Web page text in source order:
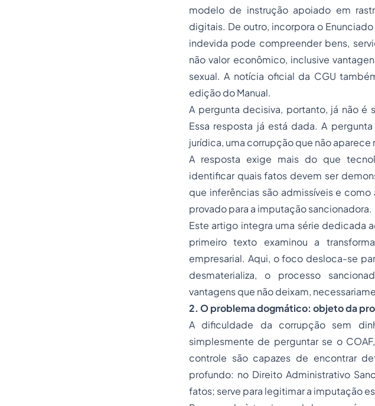
modelo de instrução apoiado em
digitais. De outro, incorpora o
indevida pode compreender bens,
não valor econômico, inclusive
sexual. A notícia oficial da CGU
edição do Manual.
A pergunta decisiva, portanto, já não é
Essa resposta já está dada. A
jurídica, uma corrupção que não aparece
A resposta exige mais do que
identificar quais fatos devem ser
que inferências são admissíveis e
provado para a imputação sancionadora.
Este artigo integra uma série dedicada
primeiro texto examinou a
empresarial. Aqui, o foco desloca-se
desmaterializa, o processo
vantagens que não deixam,
2. O problema dogmático: objeto da
A dificuldade da corrupção sem
simplesmente de perguntar se o
controle são capazes de encontrar
profundo: no Direito Administrativo
fatos; serve para legitimar a imputação